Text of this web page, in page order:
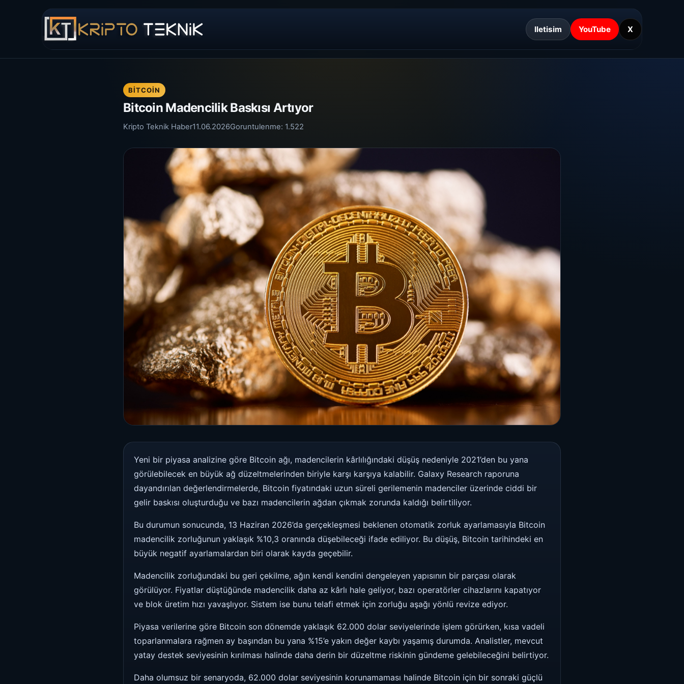
Iletisim YouTube X
BITCOIN
Bitcoin Madencilik Baskısı Artıyor
Kripto Teknik Haber11.06.2026Goruntulenme: 1.522
Yeni bir piyasa analizine göre Bitcoin ağı, madencilerin kârlılığındaki düşüş nedeniyle 2021’den bu yana
görülebilecek en büyük ağ düzeltmelerinden biriyle karşı karşıya kalabilir. Galaxy Research raporuna
dayandırılan değerlendirmelerde, Bitcoin fiyatındaki uzun süreli gerilemenin madenciler üzerinde ciddi bir
gelir baskısı oluşturduğu ve bazı madencilerin ağdan çıkmak zorunda kaldığı belirtiliyor.
Bu durumun sonucunda, 13 Haziran 2026’da gerçekleşmesi beklenen otomatik zorluk ayarlamasıyla Bitcoin
madencilik zorluğunun yaklaşık %10,3 oranında düşebileceği ifade ediliyor. Bu düşüş, Bitcoin tarihindeki en
büyük negatif ayarlamalardan biri olarak kayda geçebilir.
Madencilik zorluğundaki bu geri çekilme, ağın kendi kendini dengeleyen yapısının bir parçası olarak
görülüyor. Fiyatlar düştüğünde madencilik daha az kârlı hale geliyor, bazı operatörler cihazlarını kapatıyor
ve blok üretim hızı yavaşlıyor. Sistem ise bunu telafi etmek için zorluğu aşağı yönlü revize ediyor.
Piyasa verilerine göre Bitcoin son dönemde yaklaşık 62.000 dolar seviyelerinde işlem görürken, kısa vadeli
toparlanmalara rağmen ay başından bu yana %15’e yakın değer kaybı yaşamış durumda. Analistler, mevcut
yatay destek seviyesinin kırılması halinde daha derin bir düzeltme riskinin gündeme gelebileceğini belirtiyor.
Daha olumsuz bir senaryoda, 62.000 dolar seviyesinin korunamaması halinde Bitcoin için bir sonraki güçlü